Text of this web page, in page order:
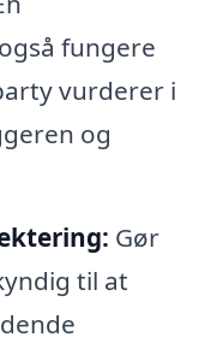
fungere
vurderer i
og
Gør
til at